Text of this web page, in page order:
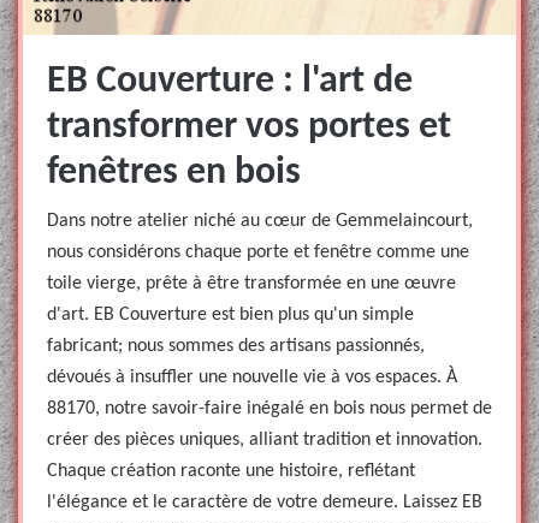
EB Couverture : l'art de
transformer vos portes et
fenêtres en bois
Dans notre atelier niché au cœur de Gemmelaincourt,
nous considérons chaque porte et fenêtre comme une
toile vierge, prête à être transformée en une œuvre
d'art. EB Couverture est bien plus qu'un simple
fabricant; nous sommes des artisans passionnés,
dévoués à insuffler une nouvelle vie à vos espaces. À
88170, notre savoir-faire inégalé en bois nous permet de
créer des pièces uniques, alliant tradition et innovation.
Chaque création raconte une histoire, reflétant
l'élégance et le caractère de votre demeure. Laissez EB